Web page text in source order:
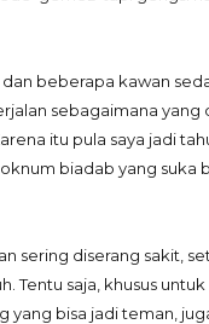
beberapa kawan
sebagaimana yang
itu pula saya jadi
biadab yang suka
sering diserang sakit,
saja, khusus
yang bisa jadi teman,